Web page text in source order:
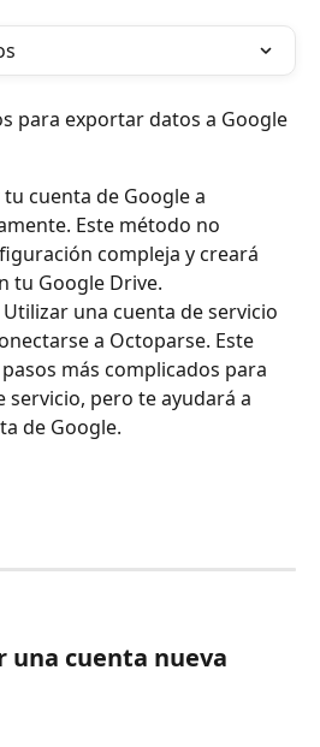
para exportar datos a Google
cuenta de Google a
Este método no
compleja y creará
tu Google Drive.
Utilizar una cuenta de servicio
a Octoparse. Este
más complicados para
servicio, pero te ayudará a
de Google.
una cuenta nueva